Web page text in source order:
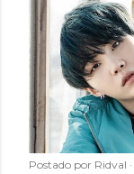
Postado por Ridval